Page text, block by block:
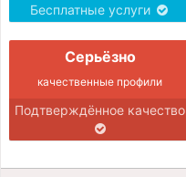
Бесплатные услуги
Серьёзно
качественные профили
Подтверждённое качество